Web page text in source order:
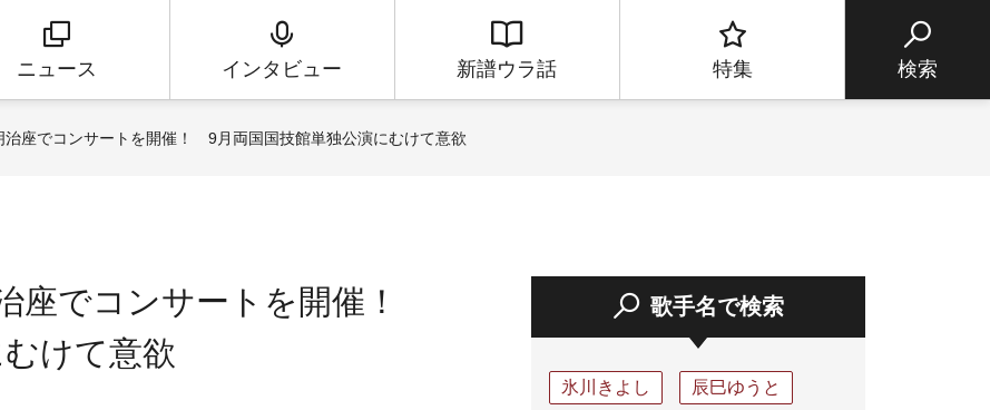
ニュース インタビュー 新譜ウラ話 特集 検索
治座でコンサートを開催！ 9月両国国技館単独公演にむけて意欲
座でコンサートを開催！
けて意欲
歌手名で検索
氷川きよし 辰巳ゆうと